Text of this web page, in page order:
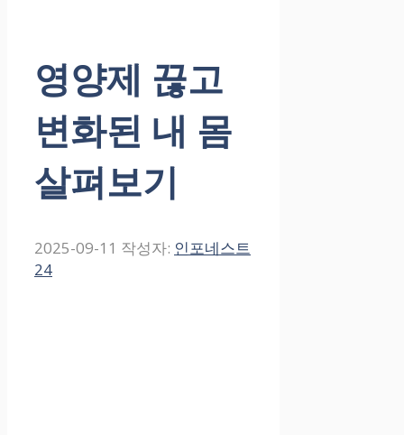
영양제 끊고
변화된 내 몸
살펴보기
2025-09-11 작성자: 인포네스트
24